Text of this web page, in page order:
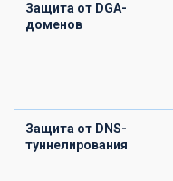
Защита от DGA-
доменов
Защита от DNS-
туннелирования